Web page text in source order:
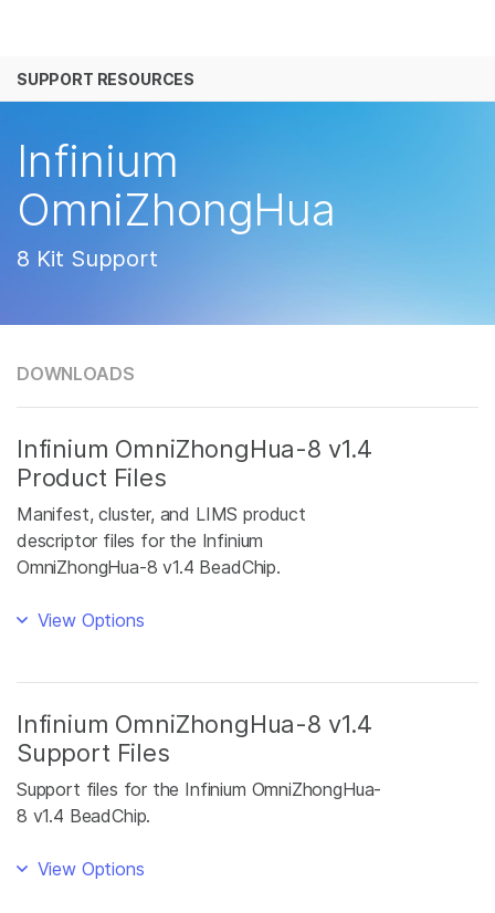
解决方案
公司
SUPPORT RESOURCES
Infinium
OmniZhongHua
8 Kit Support
DOWNLOADS
Infinium OmniZhongHua-8 v1.4
Product Files
Manifest, cluster, and LIMS product
descriptor files for the Infinium
OmniZhongHua-8 v1.4 BeadChip.
View Options
Infinium OmniZhongHua-8 v1.4
Support Files
Support files for the Infinium OmniZhongHua-
8 v1.4 BeadChip.
View Options
查看更多相关内容。选择您感兴趣的领域:
微生物学
复杂疾病